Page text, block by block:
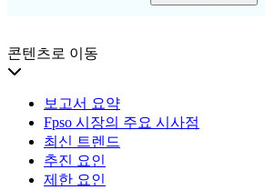
콘텐츠로 이동
보고서 요약
Fpso 시장의 주요 시사점
최신 트렌드
추진 요인
제한 요인